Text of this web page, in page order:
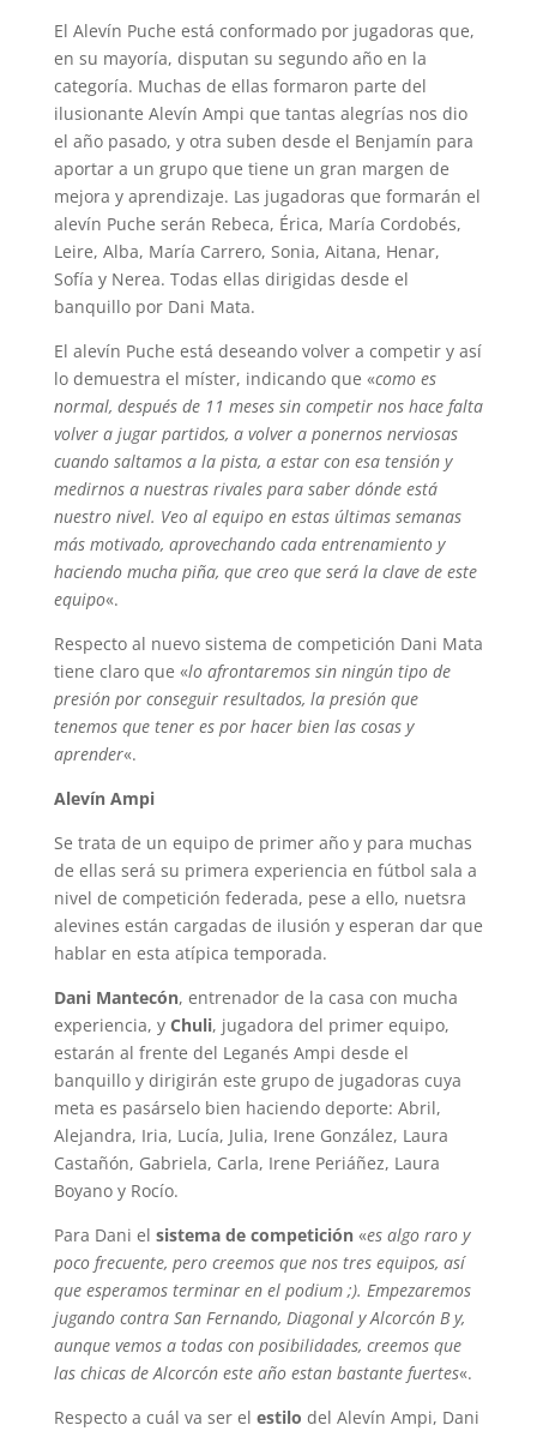
El Alevín Puche está conformado por jugadoras que,
en su mayoría, disputan su segundo año en la
categoría. Muchas de ellas formaron parte del
ilusionante Alevín Ampi que tantas alegrías nos dio
el año pasado, y otra suben desde el Benjamín para
aportar a un grupo que tiene un gran margen de
mejora y aprendizaje. Las jugadoras que formarán el
alevín Puche serán Rebeca, Érica, María Cordobés,
Leire, Alba, María Carrero, Sonia, Aitana, Henar,
Sofía y Nerea. Todas ellas dirigidas desde el
banquillo por Dani Mata.
El alevín Puche está deseando volver a competir y así
lo demuestra el míster, indicando que «como es
normal, después de 11 meses sin competir nos hace falta
volver a jugar partidos, a volver a ponernos nerviosas
cuando saltamos a la pista, a estar con esa tensión y
medirnos a nuestras rivales para saber dónde está
nuestro nivel. Veo al equipo en estas últimas semanas
más motivado, aprovechando cada entrenamiento y
haciendo mucha piña, que creo que será la clave de este
equipo«.
Respecto al nuevo sistema de competición Dani Mata
tiene claro que «lo afrontaremos sin ningún tipo de
presión por conseguir resultados, la presión que
tenemos que tener es por hacer bien las cosas y
aprender«.
Alevín Ampi
Se trata de un equipo de primer año y para muchas
de ellas será su primera experiencia en fútbol sala a
nivel de competición federada, pese a ello, nuetsra
alevines están cargadas de ilusión y esperan dar que
hablar en esta atípica temporada.
Dani Mantecón, entrenador de la casa con mucha
experiencia, y Chuli, jugadora del primer equipo,
estarán al frente del Leganés Ampi desde el
banquillo y dirigirán este grupo de jugadoras cuya
meta es pasárselo bien haciendo deporte: Abril,
Alejandra, Iria, Lucía, Julia, Irene González, Laura
Castañón, Gabriela, Carla, Irene Periáñez, Laura
Boyano y Rocío.
Para Dani el sistema de competición«es algo raro y
poco frecuente, pero creemos que nos tres equipos, así
que esperamos terminar en el podium ;). Empezaremos
jugando contra San Fernando, Diagonal y Alcorcón B y,
aunque vemos a todas con posibilidades, creemos que
las chicas de Alcorcón este año estan bastante fuertes«.
Respecto a cuál va ser el estilo del Alevín Ampi, Dani